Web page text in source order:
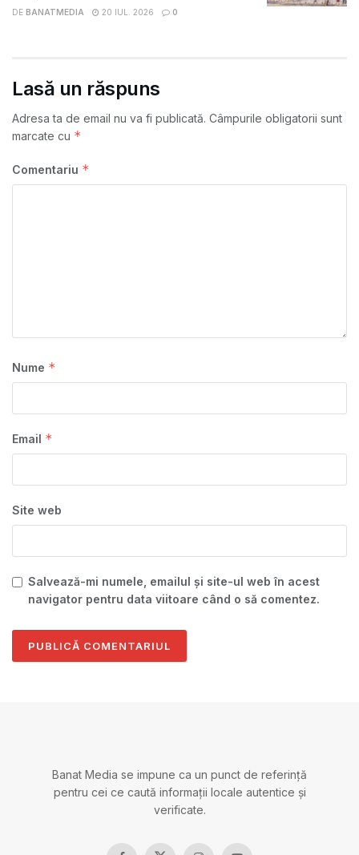
DE BANATMEDIA 20 IUL. 2026 0
Lasă un răspuns
Adresa ta de email nu va fi publicată. Câmpurile obligatorii sunt
marcate cu *
Comentariu *
Nume *
Email *
Site web
Salvează-mi numele, emailul și site-ul web în acest
navigator pentru data viitoare când o să comentez.
Banat Media se impune ca un punct de referință
pentru cei ce caută informații locale autentice și
verificate.